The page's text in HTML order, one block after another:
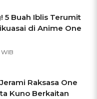
5 Buah Iblis Terumit
di Anime One
WIB
Raksasa One
Kuno Berkaitan